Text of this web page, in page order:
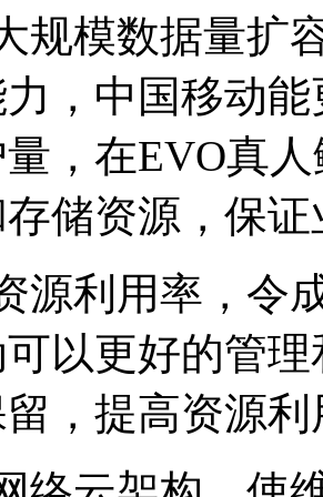
大规模数据量扩
，中国移
，在EVO
储资源，
资源利用率，
以更好的管理
，提高资源利